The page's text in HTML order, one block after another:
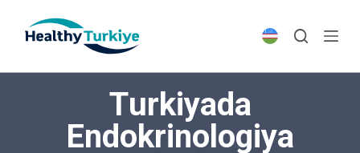
p
Turkiyada
Endokrinologiya